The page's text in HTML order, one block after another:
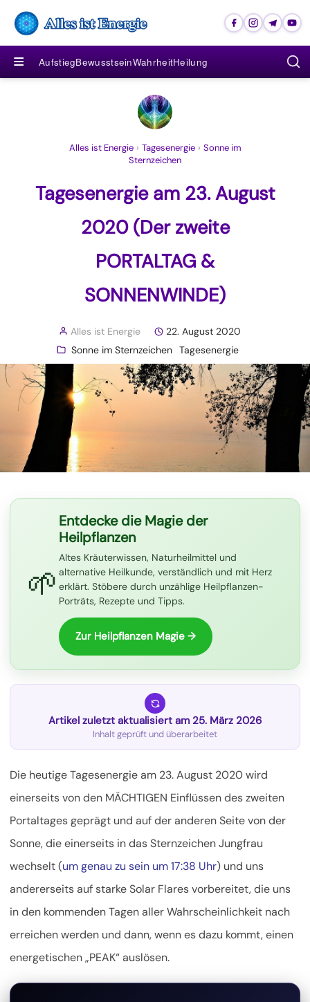
≡ AufstiegBewusstseinWahrheitHeilung
Alles ist Energie › Tagesenergie › Sonne im
Sternzeichen
Tagesenergie am 23. August
2020 (Der zweite
PORTALTAG &
SONNENWINDE)
Alles ist Energie
22. August 2020
Sonne im Sternzeichen Tagesenergie
🌱
Entdecke die Magie der
Heilpflanzen
Altes Kräuterwissen, Naturheilmittel und
alternative Heilkunde, verständlich und mit Herz
erklärt. Stöbere durch unzählige Heilpflanzen-
Porträts, Rezepte und Tipps.
Zur Heilpflanzen Magie →
Artikel zuletzt aktualisiert am 25. März 2026
Inhalt geprüft und überarbeitet
Die heutige Tagesenergie am 23. August 2020 wird
einerseits von den MÄCHTIGEN Einflüssen des zweiten
Portaltages geprägt und auf der anderen Seite von der
Sonne, die einerseits in das Sternzeichen Jungfrau
wechselt (um genau zu sein um 17:38 Uhr) und uns
andererseits auf starke Solar Flares vorbereitet, die uns
in den kommenden Tagen aller Wahrscheinlichkeit nach
erreichen werden und dann, wenn es dazu kommt, einen
energetischen „PEAK“ auslösen.